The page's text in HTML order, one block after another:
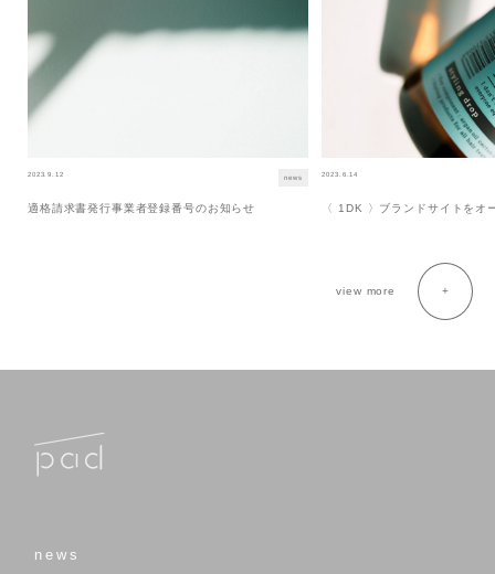
2023.9.12 news
適格請求書発行事業者登録番号のお知らせ
2023.6.14
〈 1DK 〉ブランドサイトをオ
view more
news